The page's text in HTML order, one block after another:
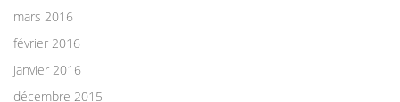
mars 2016
février 2016
janvier 2016
décembre 2015